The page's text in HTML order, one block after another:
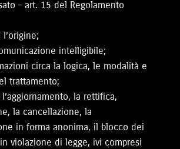
– art. 15 del Regolamento
intelligibile;
circa la logica, le modalità e
trattamento;
la rettifica,
la cancellazione, la
in forma anonima, il blocco dei
violazione di legge, ivi compresi